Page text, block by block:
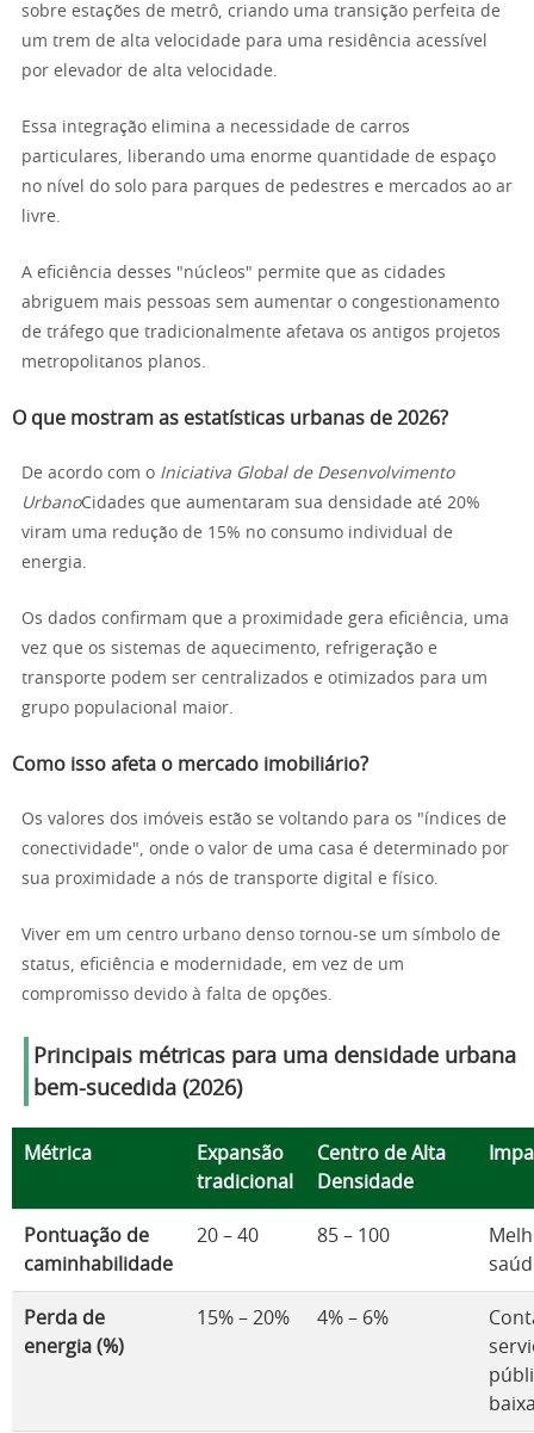
sobre estações de metrô, criando uma transição perfeita de
um trem de alta velocidade para uma residência acessível
por elevador de alta velocidade.
Essa integração elimina a necessidade de carros
particulares, liberando uma enorme quantidade de espaço
no nível do solo para parques de pedestres e mercados ao ar
livre.
A eficiência desses "núcleos" permite que as cidades
abriguem mais pessoas sem aumentar o congestionamento
de tráfego que tradicionalmente afetava os antigos projetos
metropolitanos planos.
O que mostram as estatísticas urbanas de 2026?
De acordo com o Iniciativa Global de Desenvolvimento
UrbanoCidades que aumentaram sua densidade até 20%
viram uma redução de 15% no consumo individual de
energia.
Os dados confirmam que a proximidade gera eficiência, uma
vez que os sistemas de aquecimento, refrigeração e
transporte podem ser centralizados e otimizados para um
grupo populacional maior.
Como isso afeta o mercado imobiliário?
Os valores dos imóveis estão se voltando para os "índices de
conectividade", onde o valor de uma casa é determinado por
sua proximidade a nós de transporte digital e físico.
Viver em um centro urbano denso tornou-se um símbolo de
status, eficiência e modernidade, em vez de um
compromisso devido à falta de opções.
Principais métricas para uma densidade urbana
bem-sucedida (2026)
Métrica
Expansão
tradicional
Centro de Alta
Densidade
Pontuação de
caminhabilidade
20 – 40 85 – 100
Perda de
energia (%)
15% – 20% 4% – 6%